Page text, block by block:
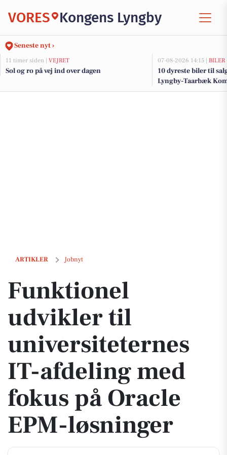
VORES Kongens Lyngby
Seneste nyt ›
11 timer siden | VEJRET
Sol og ro på vej ind over dagen
07-08-2026 14:15 | BILER
10 dyreste biler til
Lyngby-Taarbæk
ARTIKLER Jobnyt
Funktionel udvikler til universiteternes IT-afdeling med fokus på
Funktionel
udvikler til
universiteternes
IT-afdeling med
fokus på Oracle
EPM-løsninger